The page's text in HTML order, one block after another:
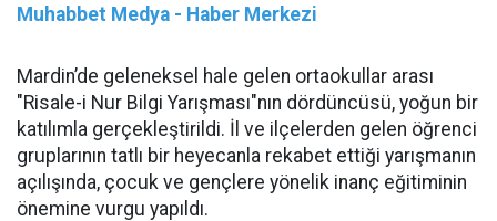
Muhabbet Medya - Haber Merkezi
Mardin’de geleneksel hale gelen ortaokullar arası
"Risale-i Nur Bilgi Yarışması"nın dördüncüsü, yoğun bir
katılımla gerçekleştirildi. İl ve ilçelerden gelen öğrenci
gruplarının tatlı bir heyecanla rekabet ettiği yarışmanın
açılışında, çocuk ve gençlere yönelik inanç eğitiminin
önemine vurgu yapıldı.